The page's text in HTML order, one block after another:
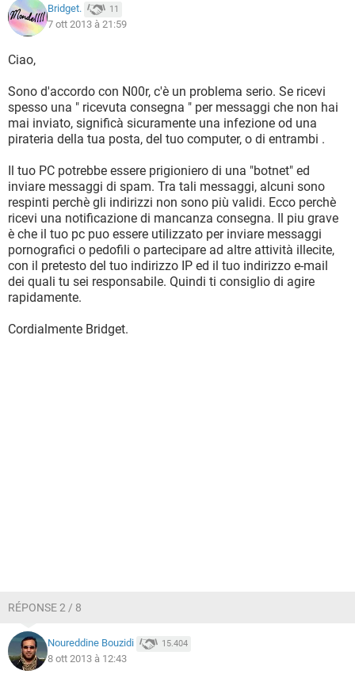
Bridget. 11
7 ott 2013 à 21:59
Ciao,
Sono d'accordo con N00r, c'è un problema serio. Se ricevi
spesso una " ricevuta consegna " per messaggi che non hai
mai inviato, significà sicuramente una infezione od una
pirateria della tua posta, del tuo computer, o di entrambi .
Il tuo PC potrebbe essere prigioniero di una "botnet" ed
inviare messaggi di spam. Tra tali messaggi, alcuni sono
respinti perchè gli indirizzi non sono più validi. Ecco perchè
ricevi una notificazione di mancanza consegna. Il piu grave
è che il tuo pc puo essere utilizzato per inviare messaggi
pornografici o pedofili o partecipare ad altre attività illecite,
con il pretesto del tuo indirizzo IP ed il tuo indirizzo e-mail
dei quali tu sei responsabile. Quindi ti consiglio di agire
rapidamente.
Cordialmente Bridget.
RÉPONSE 2 / 8
Noureddine Bouzidi 15.404
8 ott 2013 à 12:43